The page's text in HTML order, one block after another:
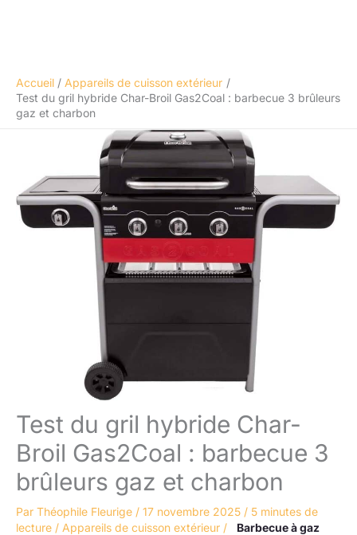
Accueil
Appareils de cuisson extérieur
Test du gril hybride Char-Broil Gas2Coal : barbecue 3 brûleurs
gaz et charbon
Test du gril hybride Char-
Broil Gas2Coal : barbecue 3
brûleurs gaz et charbon
Par Théophile Fleurige / 17 novembre 2025 / 5 minutes de
lecture / Appareils de cuisson extérieur /
Barbecue à gaz